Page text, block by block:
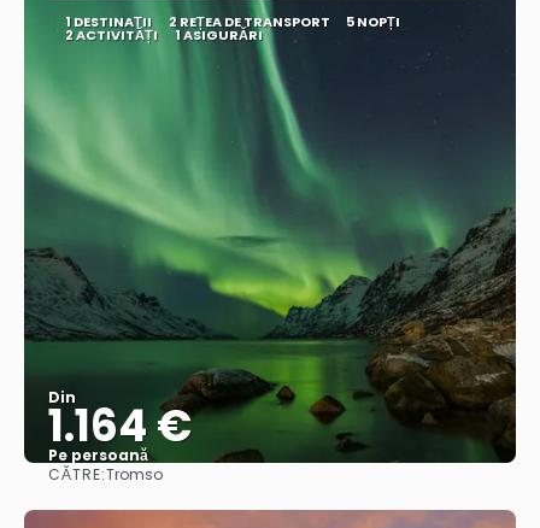
1 DESTINAŢII 2 REȚEA DE TRANSPORT 5 NOPȚI
2 ACTIVITĂȚI 1 ASIGURĂRI
Din
1.164 €
Pe persoană
CĂTRE:Tromso